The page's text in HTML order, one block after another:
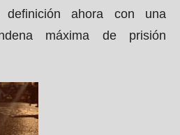
ahora con una
máxima de prisión